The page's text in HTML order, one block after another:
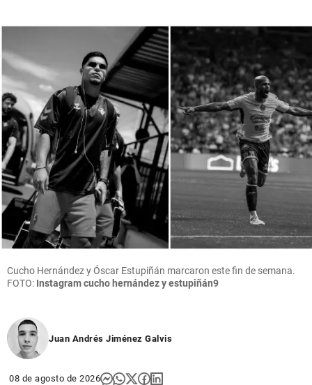
Cucho Hernández y Óscar Estupiñán marcaron este fin de semana.
FOTO: Instagram cucho hernández y estupiñán9
Juan Andrés Jiménez Galvis
08 de agosto de 2026